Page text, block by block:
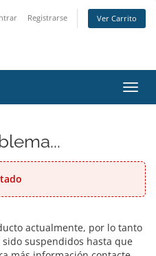
Registrarse Ver Carrito
actualmente, por lo tanto
suspendidos hasta que